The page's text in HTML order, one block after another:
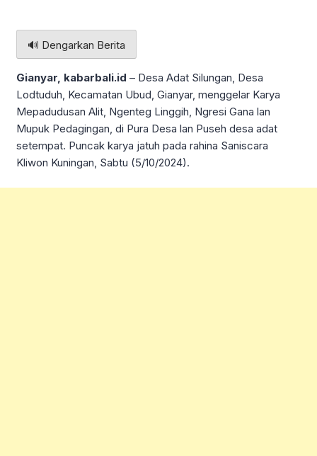
🔊 Dengarkan Berita
Gianyar, kabarbali.id – Desa Adat Silungan, Desa
Lodtuduh, Kecamatan Ubud, Gianyar, menggelar Karya
Mepadudusan Alit, Ngenteg Linggih, Ngresi Gana lan
Mupuk Pedagingan, di Pura Desa lan Puseh desa adat
setempat. Puncak karya jatuh pada rahina Saniscara
Kliwon Kuningan, Sabtu (5/10/2024).